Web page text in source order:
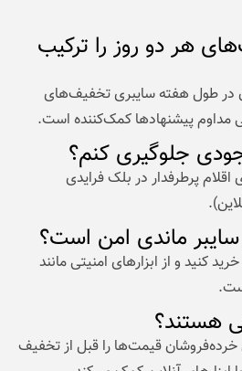
هر دو روز را ترکیب
در طول هفته سایبری تخفیف‌های
مداوم پیشنهادها کمک‌کننده است.
جلوگیری کنم؟
اقلام پرطرفدار در بلک فرایدی
سایبر ماندی امن است؟
کنید و از ابزارهای امنیتی مانند
هستند؟
خرده‌فروشان قیمت‌ها را قبل از تخفیف